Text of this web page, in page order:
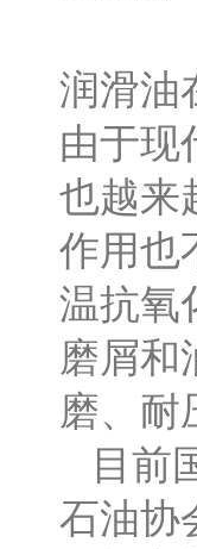
润滑油
由于现
也越来
作用也
温抗氧
磨屑和
磨、耐
目前
石油协